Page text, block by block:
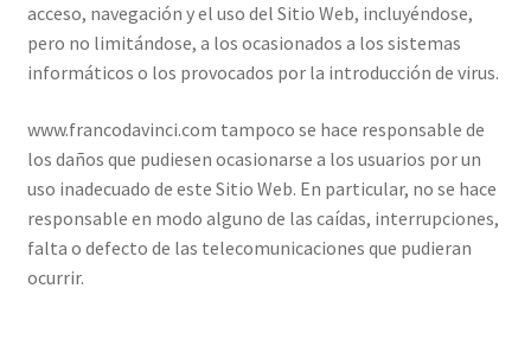
acceso, navegación y el uso del Sitio Web, incluyéndose,
pero no limitándose, a los ocasionados a los sistemas
informáticos o los provocados por la introducción de virus.
www.francodavinci.com tampoco se hace responsable de
los daños que pudiesen ocasionarse a los usuarios por un
uso inadecuado de este Sitio Web. En particular, no se hace
responsable en modo alguno de las caídas, interrupciones,
falta o defecto de las telecomunicaciones que pudieran
ocurrir.